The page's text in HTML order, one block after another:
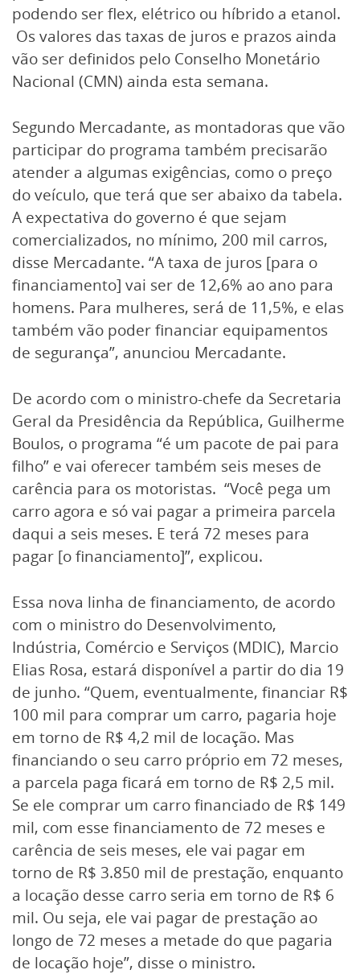
podendo ser flex, elétrico ou híbrido a etanol.
Os valores das taxas de juros e prazos ainda
vão ser definidos pelo Conselho Monetário
Nacional (CMN) ainda esta semana.
Segundo Mercadante, as montadoras que vão
participar do programa também precisarão
atender a algumas exigências, como o preço
do veículo, que terá que ser abaixo da tabela.
A expectativa do governo é que sejam
comercializados, no mínimo, 200 mil carros,
disse Mercadante. “A taxa de juros [para o
financiamento] vai ser de 12,6% ao ano para
homens. Para mulheres, será de 11,5%, e elas
também vão poder financiar equipamentos
de segurança”, anunciou Mercadante.
De acordo com o ministro-chefe da Secretaria
Geral da Presidência da República, Guilherme
Boulos, o programa “é um pacote de pai para
filho” e vai oferecer também seis meses de
carência para os motoristas. “Você pega um
carro agora e só vai pagar a primeira parcela
daqui a seis meses. E terá 72 meses para
pagar [o financiamento]”, explicou.
Essa nova linha de financiamento, de acordo
com o ministro do Desenvolvimento,
Indústria, Comércio e Serviços (MDIC), Marcio
Elias Rosa, estará disponível a partir do dia 19
de junho. “Quem, eventualmente, financiar R$
100 mil para comprar um carro, pagaria hoje
em torno de R$ 4,2 mil de locação. Mas
financiando o seu carro próprio em 72 meses,
a parcela paga ficará em torno de R$ 2,5 mil.
Se ele comprar um carro financiado de R$ 149
mil, com esse financiamento de 72 meses e
carência de seis meses, ele vai pagar em
torno de R$ 3.850 mil de prestação, enquanto
a locação desse carro seria em torno de R$ 6
mil. Ou seja, ele vai pagar de prestação ao
longo de 72 meses a metade do que pagaria
de locação hoje”, disse o ministro.